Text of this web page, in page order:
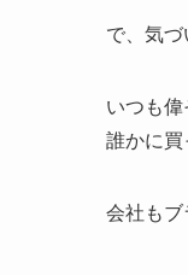
で、気づ
いつも
誰かに
会社もブ